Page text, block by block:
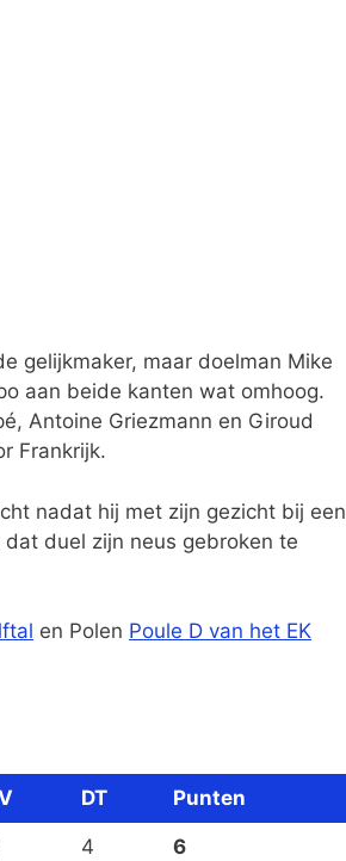
gelijkmaker, maar doelman Mike
aan beide kanten wat omhoog.
Antoine Griezmann en Giroud
Frankrijk.
nadat hij met zijn gezicht bij een
duel zijn neus gebroken te
en Polen Poule D van het EK
DT Punten
4 6